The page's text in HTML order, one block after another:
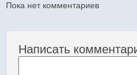
Пока нет комментариев
Написать